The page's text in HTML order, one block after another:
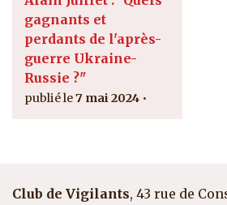
gagnants et
perdants de l'après-
guerre Ukraine-
Russie ?"
7 mai 2024
Club de Vigilants, 43 rue de